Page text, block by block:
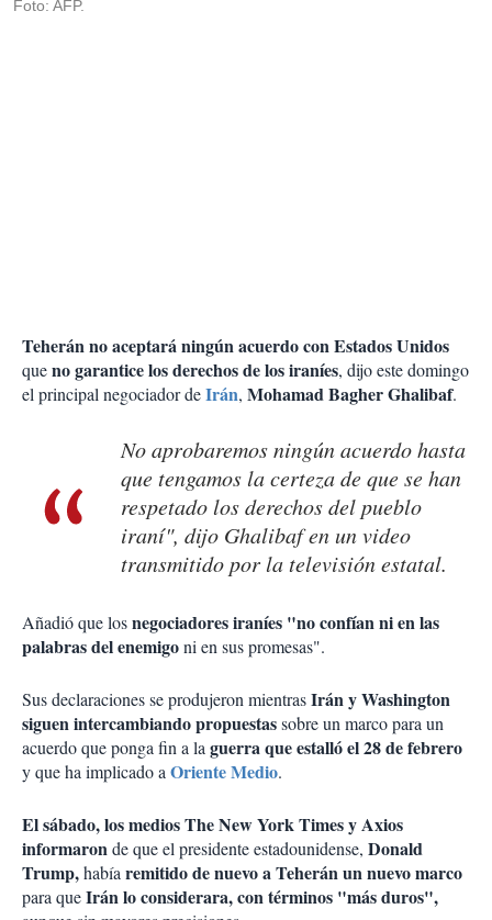
Foto: AFP.
Teherán no aceptará ningún acuerdo con Estados Unidos
queno garantice los derechos de los iraníes, dijo este domingo
el principal negociador deIrán, Mohamad Bagher Ghalibaf.
No aprobaremos ningún acuerdo hasta
que tengamos la certeza de que se han
respetado los derechos del pueblo
iraní", dijo Ghalibaf en un video
transmitido por la televisión estatal.
Añadió que losnegociadores iraníes "no confían ni en las
palabras del enemigoni en sus promesas".
Sus declaraciones se produjeron mientrasIrán y Washington
siguen intercambiandopropuestassobre un marco para un
acuerdo que ponga fin a laguerra que estalló el 28 de febrero
y que ha implicado aOriente Medio.
El sábado, los medios The New York Times y Axios
informaronde que el presidente estadounidense, Donald
Trump,habíaremitido de nuevo a Teherán un nuevo marco
para queIrán lo considerara, con términos "más duros",